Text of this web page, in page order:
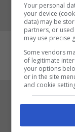
Ed ecco
Your personal
your device
data) may be
partners, or
may use precise
Some vendors
of legitimate
your options
or in the site
and cookie